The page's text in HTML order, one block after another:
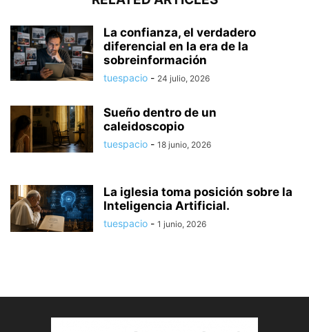
La confianza, el verdadero
diferencial en la era de la
sobreinformación
tuespacio - 24 julio, 2026
Sueño dentro de un
caleidoscopio
tuespacio - 18 junio, 2026
La iglesia toma posición sobre la
Inteligencia Artificial.
tuespacio - 1 junio, 2026